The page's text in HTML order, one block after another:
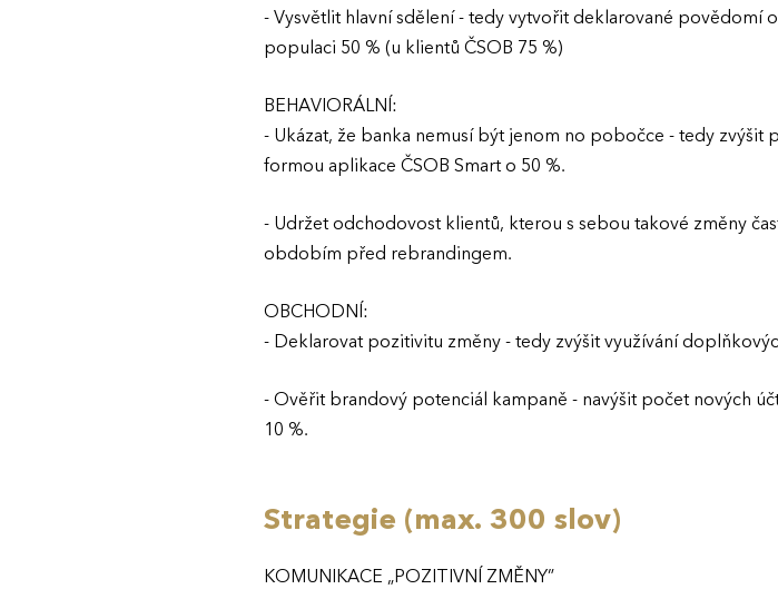
- Vysvětlit hlavní sdělení - tedy vytvořit deklarované povědomí
populaci 50 % (u klientů ČSOB 75 %)
BEHAVIORÁLNÍ:
- Ukázat, že banka nemusí být jenom no pobočce - tedy
formou aplikace ČSOB Smart o 50 %.
- Udržet odchodovost klientů, kterou s sebou takové změny
obdobím před rebrandingem.
OBCHODNÍ:
- Deklarovat pozitivitu změny - tedy zvýšit využívání
- Ověřit brandový potenciál kampaně - navýšit počet nových
10 %.
Strategie (max. 300 slov)
KOMUNIKACE „POZITIVNÍ ZMĚNY”